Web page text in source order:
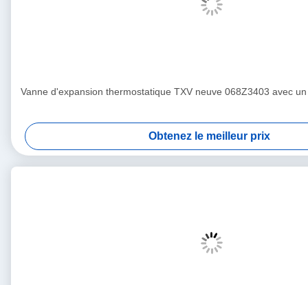
Vanne d'expansion thermostatique TXV neuve 068Z3403 avec
Obtenez le meilleur prix